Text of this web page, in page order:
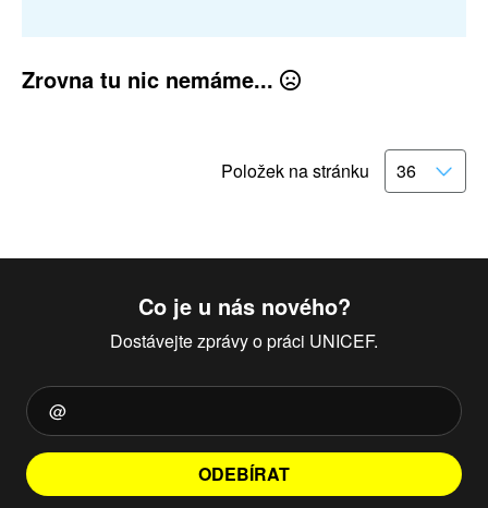
Zrovna tu nic nemáme...
Položek na stránku
Co je u nás nového?
Dostávejte zprávy o práci UNICEF.
ODEBÍRAT